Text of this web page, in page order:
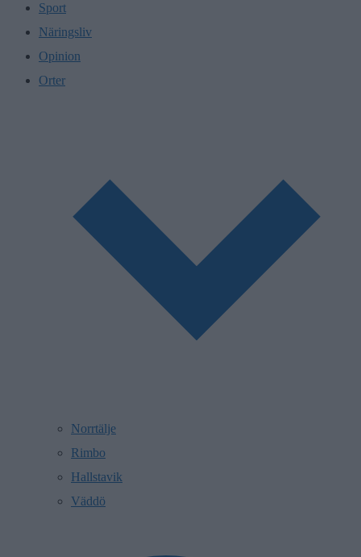
Sport
Näringsliv
Opinion
Orter
Norrtälje
Rimbo
Hallstavik
Väddö